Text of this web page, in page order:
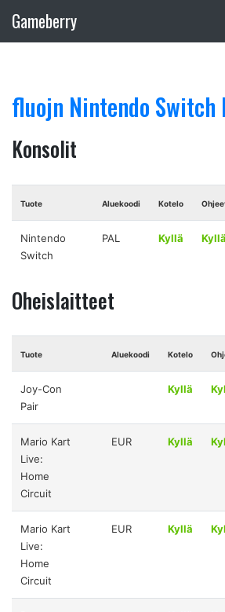
Gameberry
fluojn Nintendo Switch
Konsolit
Tuote Aluekoodi Kotelo
Nintendo
Switch
PAL Kyllä Kyllä
Oheislaitteet
Tuote Aluekoodi Kotelo
Joy-Con
Pair
Kyllä
Mario Kart
Live:
Home
Circuit
EUR Kyllä
Mario Kart
Live:
Home
Circuit
EUR Kyllä